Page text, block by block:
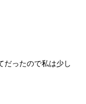
だったので私は少し